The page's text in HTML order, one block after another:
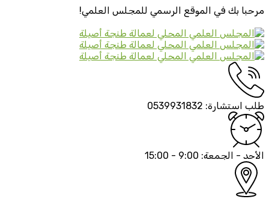
مرحبا بك في الموقع الرسمي للمجلس العلمي!
طلب استشارة: 0539931832
الأحد - الجمعة: 9:00 - 15:00